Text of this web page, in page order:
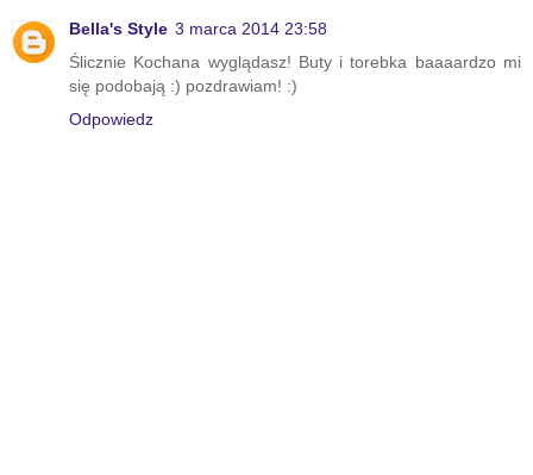
Bella's Style 3 marca 2014 23:58
Ślicznie Kochana wyglądasz! Buty i torebka baaaardzo mi
się podobają :) pozdrawiam! :)
Odpowiedz